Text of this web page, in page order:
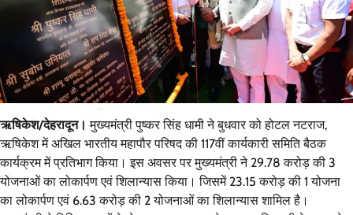
ऋषिकेश/देहरादून। मुख्यमंत्री पुष्कर सिंह धामी ने बुधवार को होटल नटराज,
ऋषिकेश में अखिल भारतीय महापौर परिषद की 117वीं कार्यकारी समिति बैठक
कार्यक्रम में प्रतिभाग किया। इस अवसर पर मुख्यमंत्री ने 29.78 करोड़ की 3
योजनाओं का लोकार्पण एवं शिलान्यास किया। जिसमें 23.15 करोड़ की 1 योजना
का लोकार्पण एवं 6.63 करोड़ की 2 योजनाओं का शिलान्यास शामिल है।